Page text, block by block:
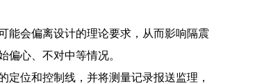
能会偏离设计的理论要求，从而影响隔震
心、不对中等情况。
位和控制线，并将测量记录报送监理，